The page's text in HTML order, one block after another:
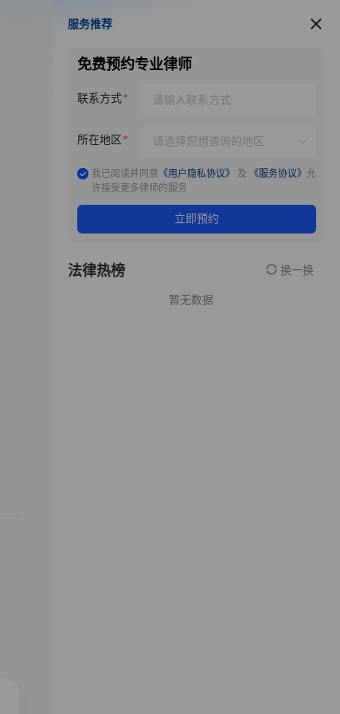
服务推荐
服务推荐
免费预约专业律师
联系方式
所在地区
我已阅读并同意 《用户隐私协议》 及 《服务协议》 允
许接受更多律师的服务
立即预约
法律热榜 换一换
暂无数据